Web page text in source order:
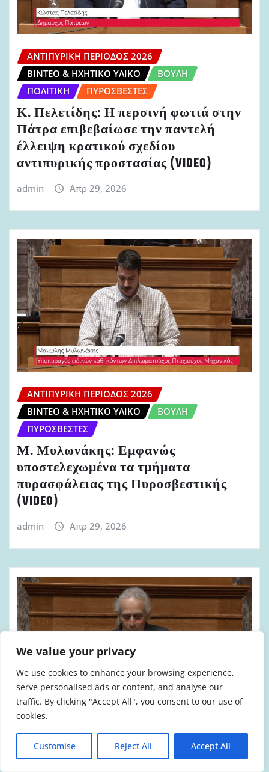
We value your privacy
We use cookies to enhance your browsing experience,
serve personalised ads or content, and analyse our
traffic. By clicking "Accept All", you consent to our use of
cookies.
Customise Reject All Accept All
ΑΝΤΙΠΥΡΙΚΉ ΠΕΡΊΟΔΟΣ 2026
ΒΊΝΤΕΟ & ΗΧΗΤΙΚΌ ΥΛΙΚΌ
ΒΟΥΛΉ
ΠΟΛΙΤΙΚΉ
ΠΥΡΟΣΒΈΣΤΕΣ
Κ. Πελετίδης: Η περσινή φωτιά στην
Πάτρα επιβεβαίωσε την παντελή
έλλειψη κρατικού σχεδίου
αντιπυρικής προστασίας (VIDEO)
admin Απρ 29, 2026
ΑΝΤΙΠΥΡΙΚΉ ΠΕΡΊΟΔΟΣ 2026
ΒΊΝΤΕΟ & ΗΧΗΤΙΚΌ ΥΛΙΚΌ
ΒΟΥΛΉ
ΠΥΡΟΣΒΈΣΤΕΣ
Μ. Μυλωνάκης: Εμφανώς
υποστελεχωμένα τα τμήματα
πυρασφάλειας της Πυροσβεστικής
(VIDEO)
admin Απρ 29, 2026
ΑΝΤΙΠΥΡΙΚΉ ΠΕΡΊΟΔΟΣ 2026
ΆΡΘΡΑ-ΑΠΌΨΕΙΣ
ΒΊΝΤΕΟ & ΗΧΗΤΙΚΌ ΥΛΙΚΌ